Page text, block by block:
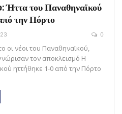
του Παναθηναϊκού
την Πόρτο
0
οι νέοι του Παναθηναϊκού,
τον αποκλεισμό Η
ηττήθηκε 1-0 από την Πόρτο